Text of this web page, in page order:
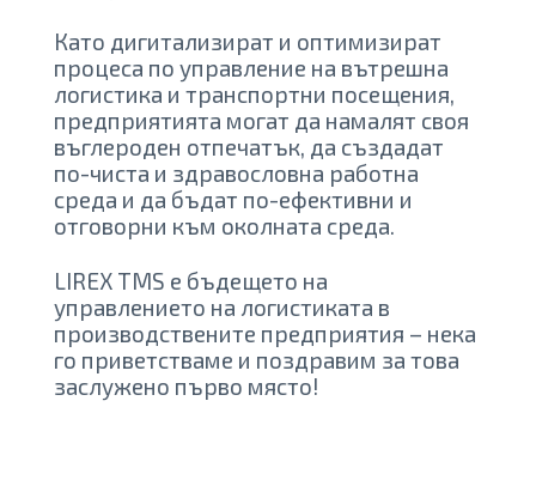
Като дигитализират и оптимизират
процеса по управление на вътрешна
логистика и транспортни посещения,
предприятията могат да намалят своя
въглероден отпечатък, да създадат
по-чиста и здравословна работна
среда и да бъдат по-ефективни и
отговорни към околната среда.
LIREX TMS е бъдещето на
управлението на логистиката в
производствените предприятия – нека
го приветстваме и поздравим за това
заслужено първо място!